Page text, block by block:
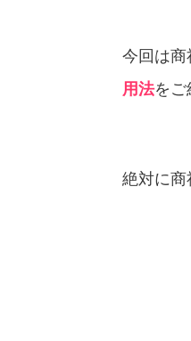
今回は商
用法をご
絶対に商